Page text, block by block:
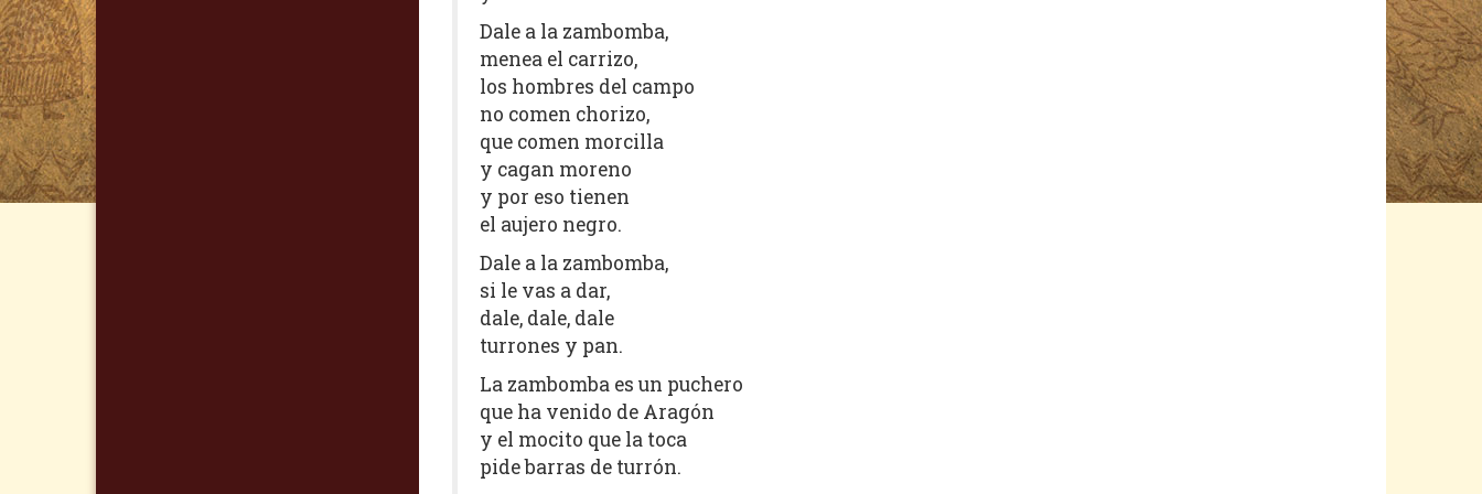
Dale a la zambomba,
menea el carrizo,
los hombres del campo
no comen chorizo,
que comen morcilla
y cagan moreno
y por eso tienen
el aujero negro.
Dale a la zambomba,
si le vas a dar,
dale, dale, dale
turrones y pan.
La zambomba es un puchero
que ha venido de Aragón
y el mocito que la toca
pide barras de turrón.